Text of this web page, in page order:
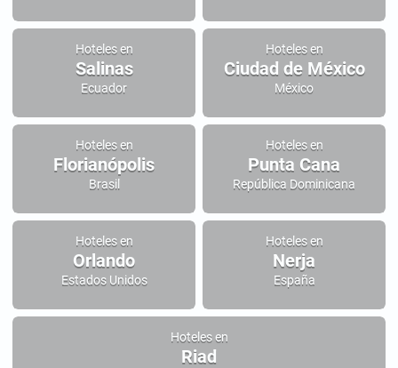
Hoteles en
Salinas
Ecuador
Hoteles en
Ciudad de México
México
Hoteles en
Florianópolis
Brasil
Hoteles en
Punta Cana
República Dominicana
Hoteles en
Orlando
Estados Unidos
Hoteles en
Nerja
España
Hoteles en
Riad